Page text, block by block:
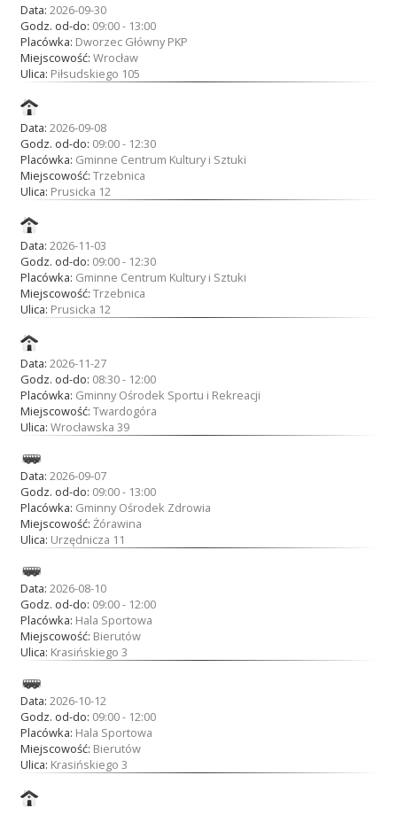
Data: 2026-09-30
Godz. od-do: 09:00 - 13:00
Placówka: Dworzec Główny PKP
Miejscowość: Wrocław
Ulica: Piłsudskiego 105
Data: 2026-09-08
Godz. od-do: 09:00 - 12:30
Placówka: Gminne Centrum Kultury i Sztuki
Miejscowość: Trzebnica
Ulica: Prusicka 12
Data: 2026-11-03
Godz. od-do: 09:00 - 12:30
Placówka: Gminne Centrum Kultury i Sztuki
Miejscowość: Trzebnica
Ulica: Prusicka 12
Data: 2026-11-27
Godz. od-do: 08:30 - 12:00
Placówka: Gminny Ośrodek Sportu i Rekreacji
Miejscowość: Twardogóra
Ulica: Wrocławska 39
Data: 2026-09-07
Godz. od-do: 09:00 - 13:00
Placówka: Gminny Ośrodek Zdrowia
Miejscowość: Żórawina
Ulica: Urzędnicza 11
Data: 2026-08-10
Godz. od-do: 09:00 - 12:00
Placówka: Hala Sportowa
Miejscowość: Bierutów
Ulica: Krasińskiego 3
Data: 2026-10-12
Godz. od-do: 09:00 - 12:00
Placówka: Hala Sportowa
Miejscowość: Bierutów
Ulica: Krasińskiego 3